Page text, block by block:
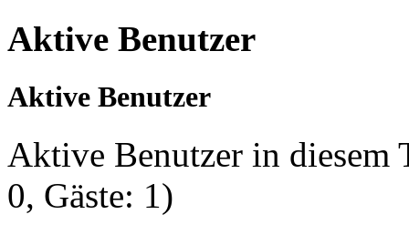
Aktive Benutzer
Aktive Benutzer
Aktive Benutzer in diesem
0, Gäste: 1)